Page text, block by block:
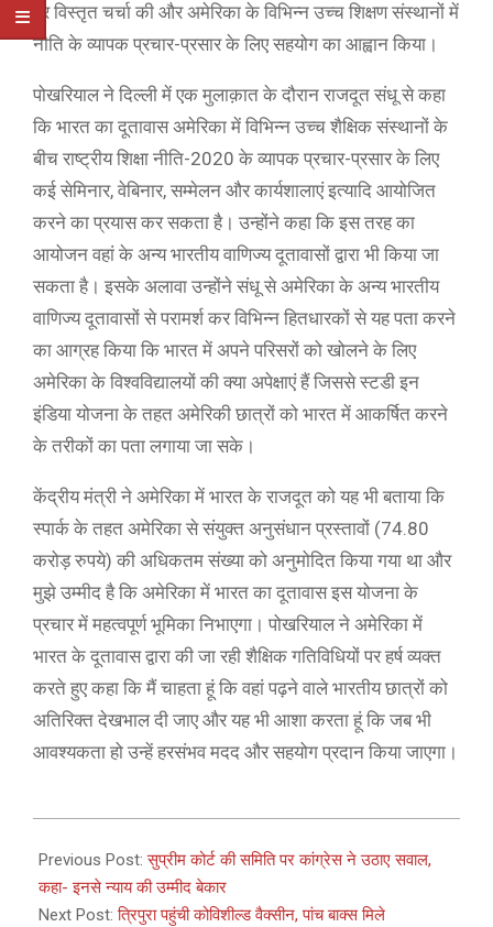
पर विस्तृत चर्चा की और अमेरिका के विभिन्न उच्च शिक्षण संस्थानों में
नीति के व्यापक प्रचार-प्रसार के लिए सहयोग का आह्वान किया।
पोखरियाल ने दिल्ली में एक मुलाक़ात के दौरान राजदूत संधू से कहा
कि भारत का दूतावास अमेरिका में विभिन्न उच्च शैक्षिक संस्थानों के
बीच राष्ट्रीय शिक्षा नीति-2020 के व्यापक प्रचार-प्रसार के लिए
कई सेमिनार, वेबिनार, सम्मेलन और कार्यशालाएं इत्यादि आयोजित
करने का प्रयास कर सकता है। उन्होंने कहा कि इस तरह का
आयोजन वहां के अन्य भारतीय वाणिज्य दूतावासों द्वारा भी किया जा
सकता है। इसके अलावा उन्होंने संधू से अमेरिका के अन्य भारतीय
वाणिज्य दूतावासों से परामर्श कर विभिन्न हितधारकों से यह पता करने
का आग्रह किया कि भारत में अपने परिसरों को खोलने के लिए
अमेरिका के विश्वविद्यालयों की क्या अपेक्षाएं हैं जिससे स्टडी इन
इंडिया योजना के तहत अमेरिकी छात्रों को भारत में आकर्षित करने
के तरीकों का पता लगाया जा सके।
केंद्रीय मंत्री ने अमेरिका में भारत के राजदूत को यह भी बताया कि
स्पार्क के तहत अमेरिका से संयुक्त अनुसंधान प्रस्तावों (74.80
करोड़ रुपये) की अधिकतम संख्या को अनुमोदित किया गया था और
मुझे उम्मीद है कि अमेरिका में भारत का दूतावास इस योजना के
प्रचार में महत्वपूर्ण भूमिका निभाएगा। पोखरियाल ने अमेरिका में
भारत के दूतावास द्वारा की जा रही शैक्षिक गतिविधियों पर हर्ष व्यक्त
करते हुए कहा कि मैं चाहता हूं कि वहां पढ़ने वाले भारतीय छात्रों को
अतिरिक्त देखभाल दी जाए और यह भी आशा करता हूं कि जब भी
आवश्यकता हो उन्हें हरसंभव मदद और सहयोग प्रदान किया जाएगा।
01-
12
Previous Post:सुप्रीम कोर्ट की समिति पर कांग्रेस ने उठाए सवाल,
कहा- इनसे न्याय की उम्मीद बेकार
Next Post:त्रिपुरा पहुंची कोविशील्ड वैक्सीन, पांच बाक्स मिले